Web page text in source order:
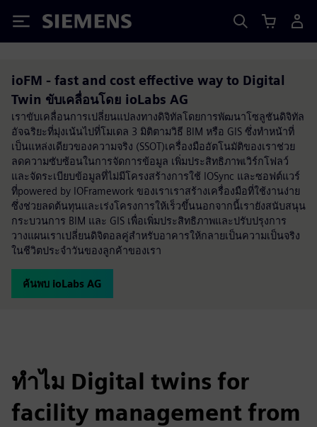
Siemens
ioFM - fast and cost effective way to Digital
Twin ขับเคลื่อนโดย ioLabs AG
เราขับเคลื่อนการเปลี่ยนแปลงทางดิจิทัลโดยการพัฒนาโซลูชันดิจิทัล
อัจฉริยะที่มุ่งเน้นไปที่โมเดล 3 มิติตามวิธี BIM หรือ GIS ซึ่งทำหน้าที่
เป็นแหล่งเดียวของความจริง (SSOT)เครื่องมืออัตโนมัติของเราช่วย
ลดความซับซ้อนในการจัดการข้อมูล เพิ่มประสิทธิภาพเวิร์กโฟลว์
และจัดระเบียบข้อมูลที่ไม่มีโครงสร้างการใช้ IOSync และซอฟต์แวร์
ที่powered by IOFramework ของเราเราสร้างเครื่องมือที่ใช้งานง่าย
ซึ่งช่วยลดต้นทุนและเร่งโครงการให้เร็วขึ้นนอกจากนี้เรายังสนับสนุน
กระบวนการ BIM และ GIS เพื่อเพิ่มประสิทธิภาพและปรับปรุงการ
วางแผนเราเปลี่ยนดิจิตอลคู่สำหรับอาคารให้กลายเป็นความเป็นจริง
ในชีวิตประจำวันของลูกค้าของเรา
ค้นพบ ioLabs AG
ทำไม Digital twins for
facility management from